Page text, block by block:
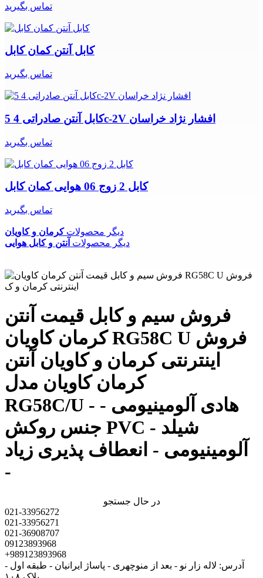
تماس بگیرید
کابل آنتن کمان کابل
تماس بگیرید
کابل آنتن صادراتی 4 5c-2V افشار نژاد خراسان
تماس بگیرید
کابل 2 زوج 06 هوایی کمان کابل
تماس بگیرید
دیگر محصولاتکرمان و کاویان
دیگر محصولات آنتن و کابل هوایی
فروش سیم و کابل قیمت آنتن
کرمان کاویان RG58C U فروش
اینترنتی کرمان و کاویان آنتن
کرمان کاویان مدل
RG58C/U - هادی آلومینیومی -
جنس روکش PVC - شیلد
آلومینیومی - انعطاف پذیری زیاد
-
در حال جستجو
021-33956272
021-33956271
021-36908707
09123893968
+989123893968
آدرس: لاله زار نو - بعد از منوچهری - پاساژ ایرانیان - طبقه اول -